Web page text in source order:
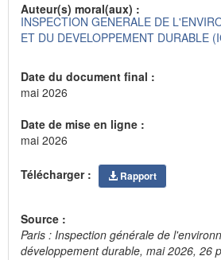
Auteur(s) moral(aux) :
INSPECTION GENERALE DE
ET DU DEVELOPPEMENT DURABLE
Date du document final :
mai 2026
Date de mise en ligne :
mai 2026
Télécharger : Rapport
Source :
Paris : Inspection générale de
développement durable, mai 2026, 26